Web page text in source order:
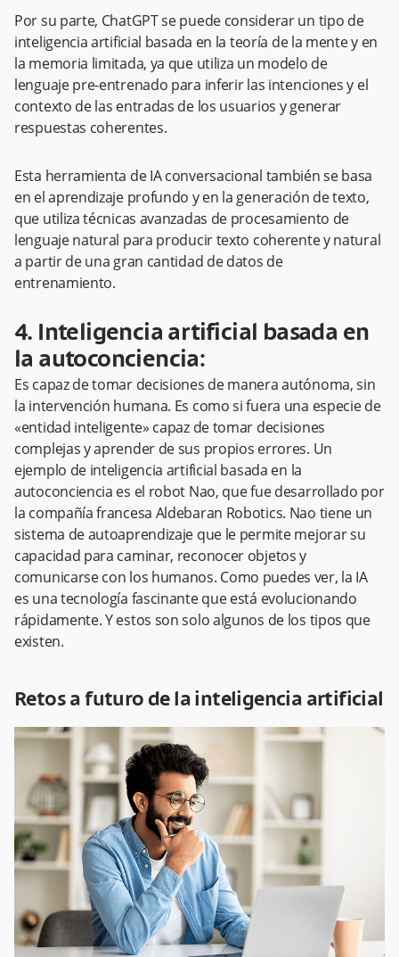
Por su parte, ChatGPT se puede considerar un tipo de
inteligencia artificial basada en la teoría de la mente y en
la memoria limitada, ya que utiliza un modelo de
lenguaje pre-entrenado para inferir las intenciones y el
contexto de las entradas de los usuarios y generar
respuestas coherentes.
Esta herramienta de IA conversacional también se basa
en el aprendizaje profundo y en la generación de texto,
que utiliza técnicas avanzadas de procesamiento de
lenguaje natural para producir texto coherente y natural
a partir de una gran cantidad de datos de
entrenamiento.
4. Inteligencia artificial basada en
la autoconciencia:
Es capaz de tomar decisiones de manera autónoma, sin
la intervención humana. Es como si fuera una especie de
«entidad inteligente» capaz de tomar decisiones
complejas y aprender de sus propios errores. Un
ejemplo de inteligencia artificial basada en la
autoconciencia es el robot Nao, que fue desarrollado por
la compañía francesa Aldebaran Robotics. Nao tiene un
sistema de autoaprendizaje que le permite mejorar su
capacidad para caminar, reconocer objetos y
comunicarse con los humanos. Como puedes ver, la IA
es una tecnología fascinante que está evolucionando
rápidamente. Y estos son solo algunos de los tipos que
existen.
Retos a futuro de la inteligencia artificial